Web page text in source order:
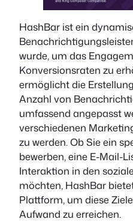
HashBar ist ein
wurde, um das
Konversionsraten zu
ermöglicht die
Anzahl von
umfassend angepasst
verschiedenen
zu werden. Ob Sie ein
bewerben, eine E-Mail-
Interaktion in den
möchten, HashBar
Plattform, um diese
Aufwand zu erreichen.